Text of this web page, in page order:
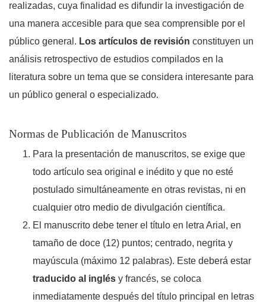
realizadas, cuya finalidad es difundir la investigación de
una manera accesible para que sea comprensible por el
público general. Los artículos de revisión constituyen un
análisis retrospectivo de estudios compilados en la
literatura sobre un tema que se considera interesante para
un público general o especializado.
Normas de Publicación de Manuscritos
Para la presentación de manuscritos, se exige que
todo artículo sea original e inédito y que no esté
postulado simultáneamente en otras revistas, ni en
cualquier otro medio de divulgación científica.
El manuscrito debe tener el título en letra Arial, en
tamaño de doce (12) puntos; centrado, negrita y
mayúscula (máximo 12 palabras). Este deberá estar
traducido al inglés y francés, se coloca
inmediatamente después del título principal en letras